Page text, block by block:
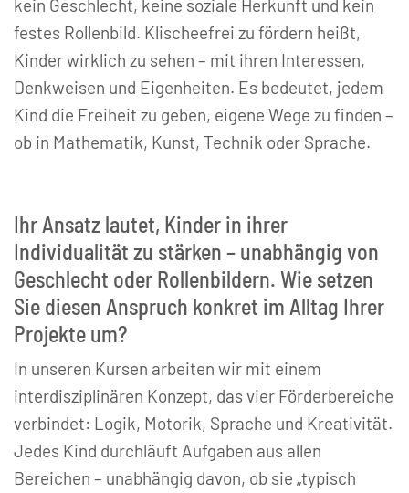
kein Geschlecht, keine soziale Herkunft und kein
festes Rollenbild. Klischeefrei zu fördern heißt,
Kinder wirklich zu sehen – mit ihren Interessen,
Denkweisen und Eigenheiten. Es bedeutet, jedem
Kind die Freiheit zu geben, eigene Wege zu finden –
ob in Mathematik, Kunst, Technik oder Sprache.
Ihr Ansatz lautet, Kinder in ihrer
Individualität zu stärken – unabhängig von
Geschlecht oder Rollenbildern. Wie setzen
Sie diesen Anspruch konkret im Alltag Ihrer
Projekte um?
In unseren Kursen arbeiten wir mit einem
interdisziplinären Konzept, das vier Förderbereiche
verbindet: Logik, Motorik, Sprache und Kreativität.
Jedes Kind durchläuft Aufgaben aus allen
Bereichen – unabhängig davon, ob sie „typisch